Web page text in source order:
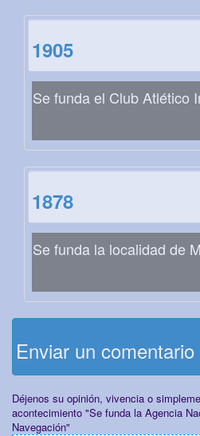
1905
Se funda el Club Atlético
1878
Se funda la localidad de
Enviar un comentario
Déjenos su opinión, vivencia o
acontecimiento "Se funda la Agencia
Navegación"